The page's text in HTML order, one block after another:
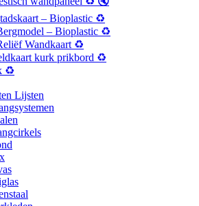
– Bioplastic ♻️
– Bioplastic ♻️
Wandkaart ♻️
kurk prikbord ♻️
♻️
Lijsten